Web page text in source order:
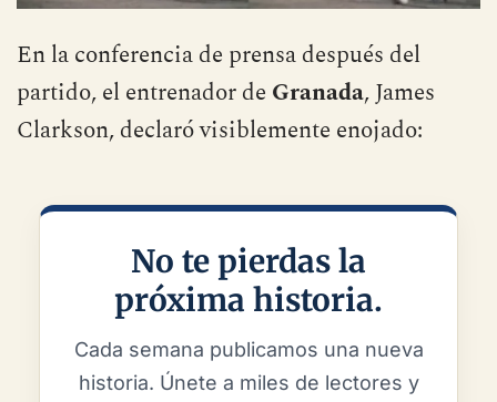
En la conferencia de prensa después del
partido, el entrenador de Granada, James
Clarkson, declaró visiblemente enojado:
No te pierdas la
próxima historia.
Cada semana publicamos una nueva
historia. Únete a miles de lectores y